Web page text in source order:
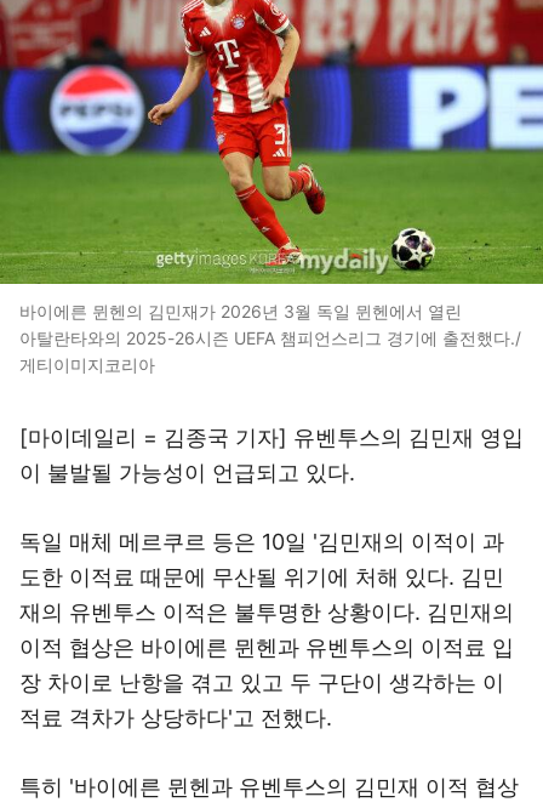
바이에른 뮌헨의 김민재가 2026년 3월 독일 뮌헨에서 열린
아탈란타와의 2025-26시즌 UEFA 챔피언스리그 경기에 출전했다./
게티이미지코리아
[마이데일리 = 김종국 기자] 유벤투스의 김민재 영입
이 불발될 가능성이 언급되고 있다.
독일 매체 메르쿠르 등은 10일 '김민재의 이적이 과
도한 이적료 때문에 무산될 위기에 처해 있다. 김민
재의 유벤투스 이적은 불투명한 상황이다. 김민재의
이적 협상은 바이에른 뮌헨과 유벤투스의 이적료 입
장 차이로 난항을 겪고 있고 두 구단이 생각하는 이
적료 격차가 상당하다'고 전했다.
특히 '바이에른 뮌헨과 유벤투스의 김민재 이적 협상